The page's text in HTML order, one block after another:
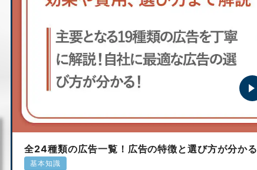
全24種類の広告一覧！広告の特徴と選び方が分かる
基本知識